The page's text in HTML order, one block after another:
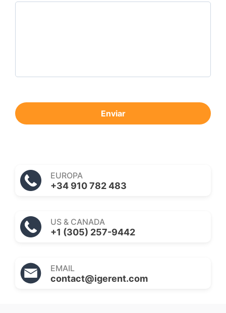
Enviar
EUROPA
+34 910 782 483
US & CANADA
+1 (305) 257-9442
EMAIL
contact@igerent.com